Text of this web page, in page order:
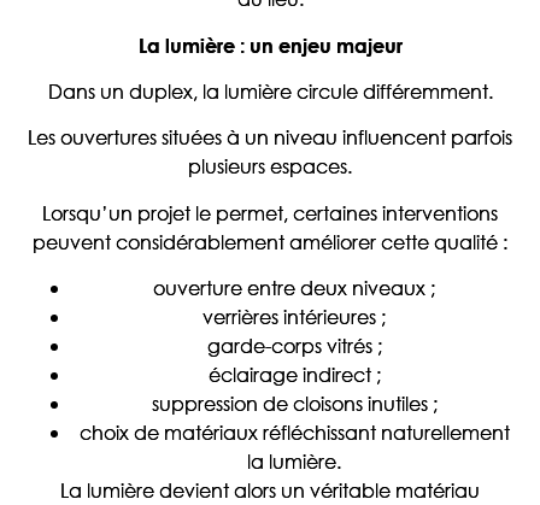
La lumière : un enjeu majeur
Dans un duplex, la lumière circule différemment.
Les ouvertures situées à un niveau influencent parfois
plusieurs espaces.
Lorsqu’un projet le permet, certaines interventions
peuvent considérablement améliorer cette qualité :
ouverture entre deux niveaux ;
verrières intérieures ;
garde-corps vitrés ;
éclairage indirect ;
suppression de cloisons inutiles ;
choix de matériaux réfléchissant naturellement
la lumière.
La lumière devient alors un véritable matériau